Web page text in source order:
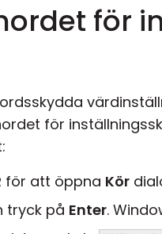
för
för
för att öppna Kör
tryck på Enter.